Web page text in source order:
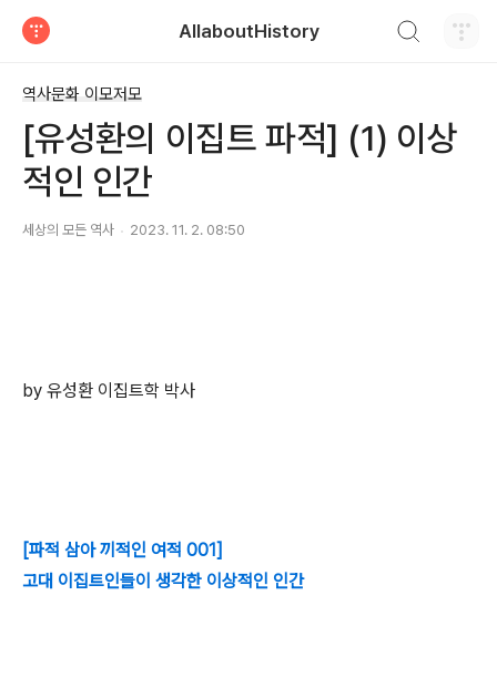
AllaboutHistory
역사문화 이모저모
[유성환의 이집트 파적] (1) 이상
적인 인간
세상의 모든 역사 2023. 11. 2. 08:50
by 유성환 이집트학 박사
[파적 삼아 끼적인 여적 001]
고대 이집트인들이 생각한 이상적인 인간